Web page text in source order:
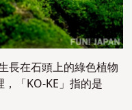
長在石頭上的綠色植物
「KO-KE」指的是